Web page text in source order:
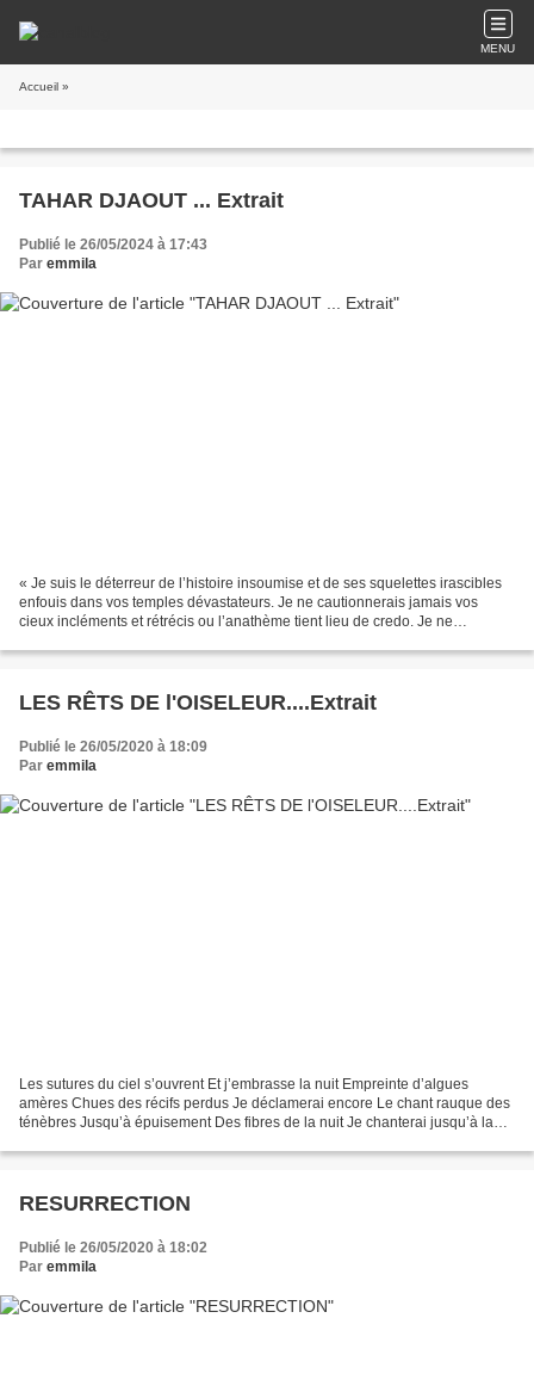
MENU
Accueil »
TAHAR DJAOUT ... Extrait
Publié le 26/05/2024 à 17:43
Par emmila
« Je suis le déterreur de l’histoire insoumise et de ses squelettes irascibles
enfouis dans vos temples dévastateurs. Je ne cautionnerais jamais vos
cieux incléments et rétrécis ou l’anathème tient lieu de credo. Je ne
LES RÊTS DE l'OISELEUR....Extrait
Publié le 26/05/2020 à 18:09
Par emmila
Les sutures du ciel s’ouvrent Et j’embrasse la nuit Empreinte d’algues
amères Chues des récifs perdus Je déclamerai encore Le chant rauque des
ténèbres Jusqu’à épuisement Des fibres de la nuit Je chanterai jusqu’à la
RESURRECTION
Publié le 26/05/2020 à 18:02
Par emmila